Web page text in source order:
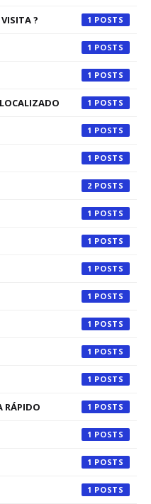
? 1
1
1
1
1
1
2
1
1
1
1
1
1
1
RÁPIDO 1
1
1
1